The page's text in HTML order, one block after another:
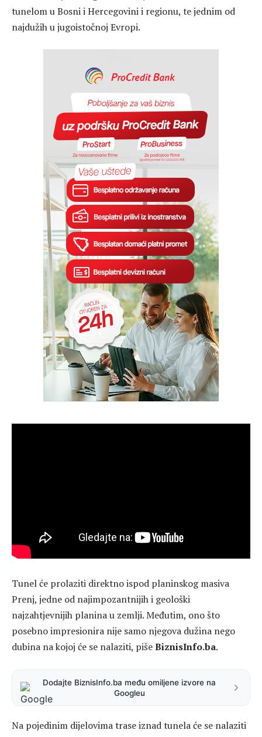
tunelom u Bosni i Hercegovini i regionu, te jednim od
najdužih u jugoistočnoj Evropi.
Tunel će prolaziti direktno ispod planinskog masiva
Prenj, jedne od najimpozantnijih i geološki
najzahtjevnijih planina u zemlji. Međutim, ono što
posebno impresionira nije samo njegova dužina nego
dubina na kojoj će se nalaziti, pišeBiznisInfo.ba.
Dodajte BiznisInfo.ba među omiljene izvore na
Googleu
Na pojedinim dijelovima trase iznad tunela će se nalaziti